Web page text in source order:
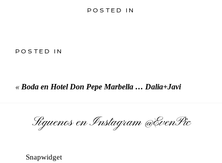
POSTED IN
POSTED IN
« Boda en Hotel Don Pepe Marbella … Dalia+Javi
Síguenos en Instagram@EvenPic
Snapwidget